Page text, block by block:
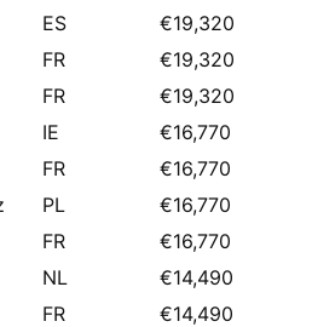
ES
€19,320
FR
€19,320
FR
€19,320
IE
€16,770
FR
€16,770
PL
€16,770
FR
€16,770
NL
€14,490
FR
€14,490